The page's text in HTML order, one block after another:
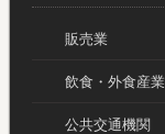
販売業
飲食・外食産業
公共交通機関